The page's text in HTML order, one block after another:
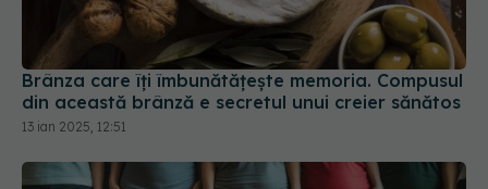
Brânza care îți îmbunătățește memoria. Compusul
din această brânză e secretul unui creier sănătos
13 ian 2025, 12:51